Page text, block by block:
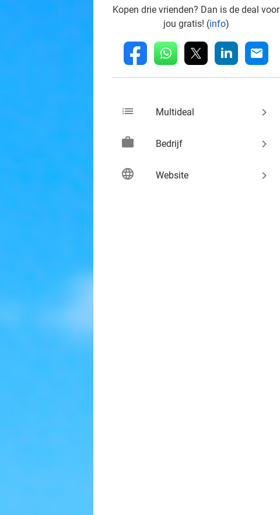
Kopen drie vrienden? Dan is de deal voor
jou gratis! (info)
fb whatsapp linkedin mail
list Multideal keyboard_arrow_right
work Bedrijf keyboard_arrow_right
language Website keyboard_arrow_right